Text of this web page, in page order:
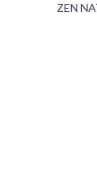
ZEN